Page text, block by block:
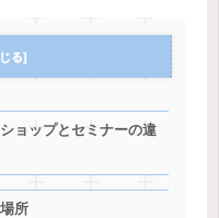
ョップとセミナーの違
所